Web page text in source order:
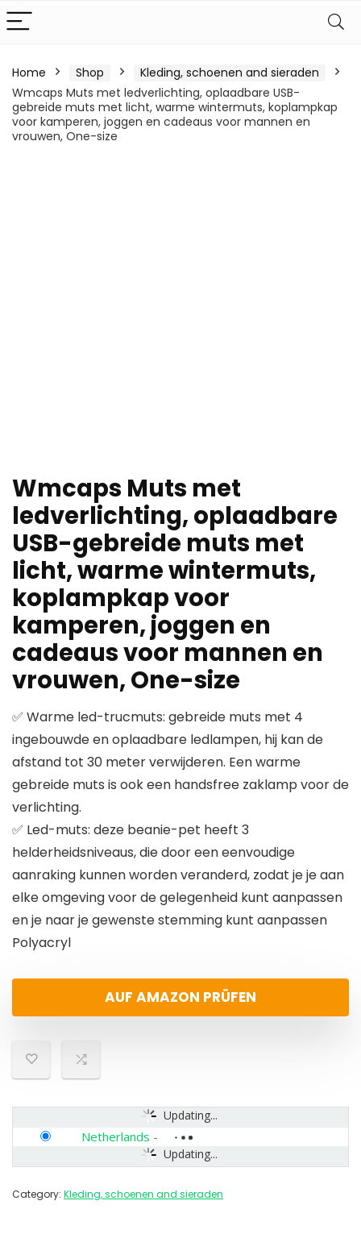
Home Shop
Kleding, schoenen and sieraden
Wmcaps Muts met ledverlichting, oplaadbare USB-
gebreide muts met licht, warme wintermuts, koplampkap
voor kamperen, joggen en cadeaus voor mannen en
vrouwen, One-size
Wmcaps Muts met
ledverlichting, oplaadbare
USB-gebreide muts met
licht, warme wintermuts,
koplampkap voor
kamperen, joggen en
cadeaus voor mannen en
vrouwen, One-size
✅ Warme led-trucmuts: gebreide muts met 4
ingebouwde en oplaadbare ledlampen, hij kan de
afstand tot 30 meter verwijderen. Een warme
gebreide muts is ook een handsfree zaklamp voor de
verlichting.
✅ Led-muts: deze beanie-pet heeft 3
helderheidsniveaus, die door een eenvoudige
aanraking kunnen worden veranderd, zodat je je aan
elke omgeving voor de gelegenheid kunt aanpassen
en je naar je gewenste stemming kunt aanpassen
Polyacryl
AUF AMAZON PRÜFEN
Updating...
Updating...
Netherlands -
Category: Kleding, schoenen and sieraden